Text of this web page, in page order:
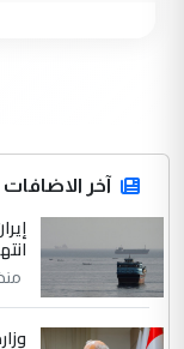
التعليق :
للوزاره ولا
الاستماع
الموضوع :
العام في
آخر الاضافات
منذ 3 دقيقة